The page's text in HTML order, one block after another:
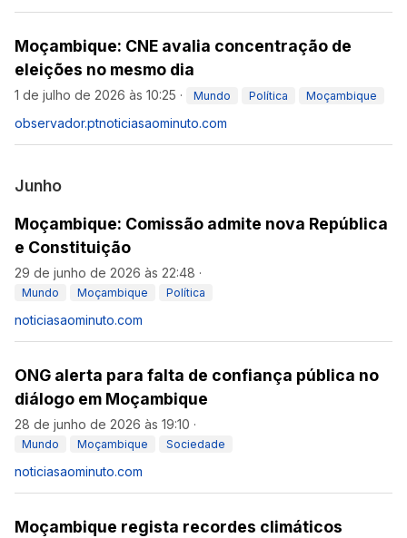
Moçambique: CNE avalia concentração de
eleições no mesmo dia
1 de julho de 2026 às 10:25 · Mundo Política Moçambique
observador.ptnoticiasaominuto.com
Junho
Moçambique: Comissão admite nova República
e Constituição
29 de junho de 2026 às 22:48 ·
Mundo Moçambique Política
noticiasaominuto.com
ONG alerta para falta de confiança pública no
diálogo em Moçambique
28 de junho de 2026 às 19:10 ·
Mundo Moçambique Sociedade
noticiasaominuto.com
Moçambique regista recordes climáticos